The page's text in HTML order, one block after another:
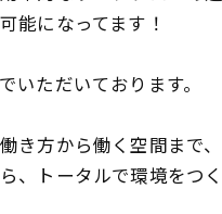
能になってます！
いただいております。
き方から働く空間まで
、トータルで環境をつく